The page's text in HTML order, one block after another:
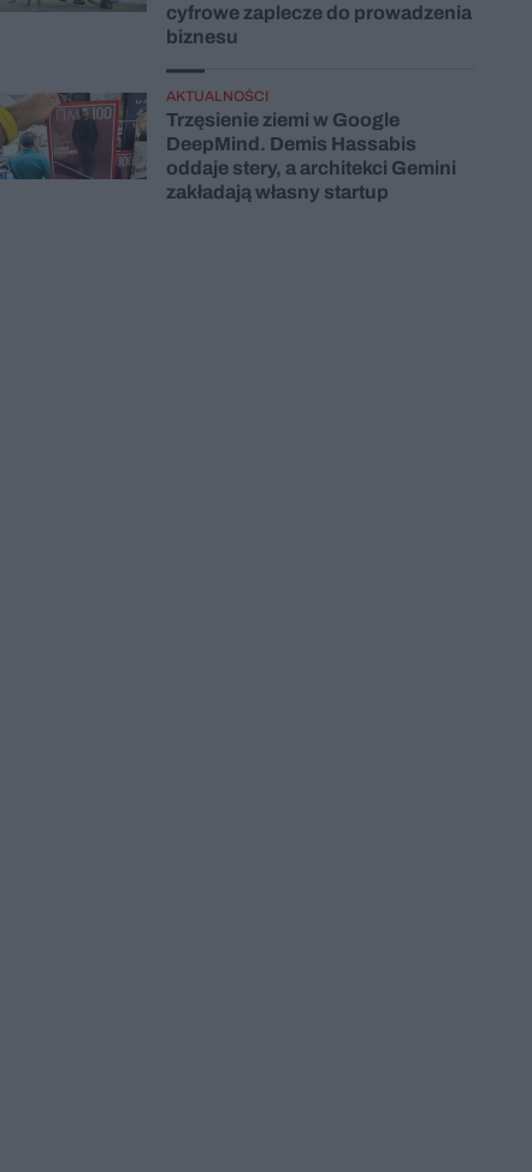
cyfrowe zaplecze do prowadzenia
biznesu
AKTUALNOŚCI
Trzęsienie ziemi w Google
DeepMind. Demis Hassabis
oddaje stery, a architekci Gemini
zakładają własny startup